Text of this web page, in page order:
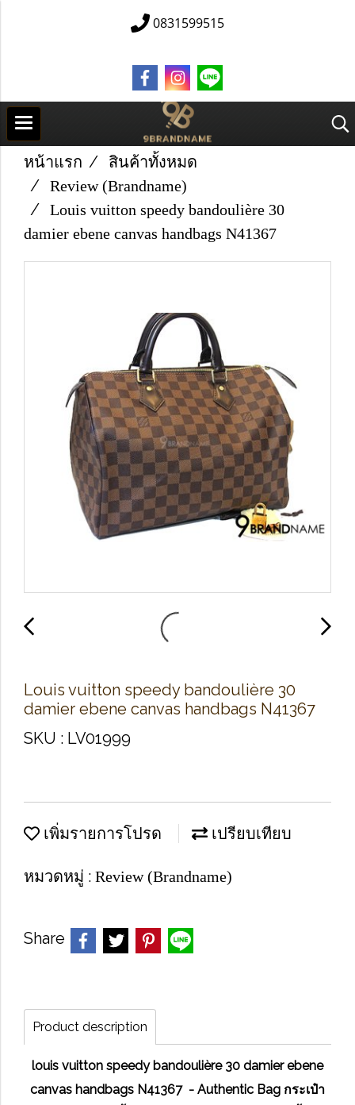
0831599515
หน้าแรก
สินค้าทั้งหมด
Review (Brandname)
Louis vuitton speedy bandoulière 30
damier ebene canvas handbags N41367
Louis vuitton speedy bandoulière 30
damier ebene canvas handbags N41367
SKU : LV01999
เพิ่มรายการโปรด เปรียบเทียบ
หมวดหมู่ : Review (Brandname)
Share
Product description
louis vuitton speedy bandoulière 30 damier ebene
canvas handbags N41367 - Authentic Bag กระเป๋า